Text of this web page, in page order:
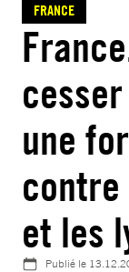
FRANCE
une
et les
Publié le